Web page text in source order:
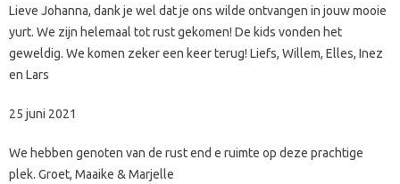
Lieve Johanna, dank je wel dat je ons wilde ontvangen in jouw mooie
yurt. We zijn helemaal tot rust gekomen! De kids vonden het
geweldig. We komen zeker een keer terug! Liefs, Willem, Elles, Inez
en Lars
25 juni 2021
We hebben genoten van de rust end e ruimte op deze prachtige
plek. Groet, Maaike & Marjelle